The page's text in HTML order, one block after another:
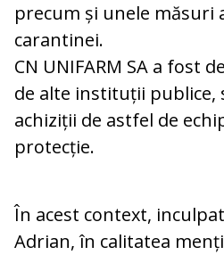
precum și unele
carantinei.
CN UNIFARM SA a fost
de alte instituții publice,
achiziții de astfel de
protecție.
În acest context,
Adrian, în calitatea